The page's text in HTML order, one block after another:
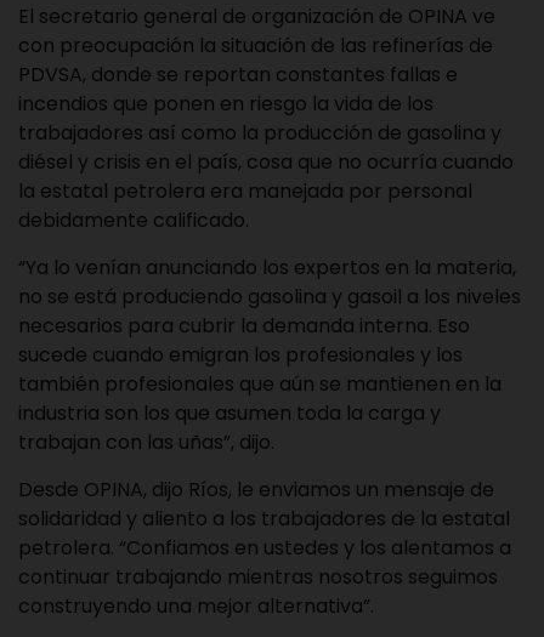
El secretario general de organización de OPINA ve
con preocupación la situación de las refinerías de
PDVSA, donde se reportan constantes fallas e
incendios que ponen en riesgo la vida de los
trabajadores así como la producción de gasolina y
diésel y crisis en el país, cosa que no ocurría cuando
la estatal petrolera era manejada por personal
debidamente calificado.
“Ya lo venían anunciando los expertos en la materia,
no se está produciendo gasolina y gasoil a los niveles
necesarios para cubrir la demanda interna. Eso
sucede cuando emigran los profesionales y los
también profesionales que aún se mantienen en la
industria son los que asumen toda la carga y
trabajan con las uñas”, dijo.
Desde OPINA, dijo Ríos, le enviamos un mensaje de
solidaridad y aliento a los trabajadores de la estatal
petrolera. “Confiamos en ustedes y los alentamos a
continuar trabajando mientras nosotros seguimos
construyendo una mejor alternativa”.